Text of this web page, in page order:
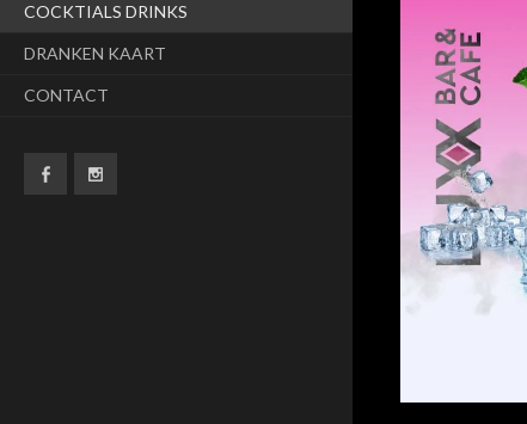
COCKTIALS DRINKS
DRANKEN KAART
CONTACT